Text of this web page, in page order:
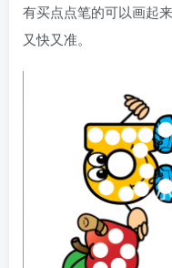
有买点点笔的可以画起
又快又准。